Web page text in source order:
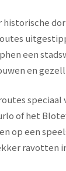
historische
een
en
speciaal
of het
op een
ravotten